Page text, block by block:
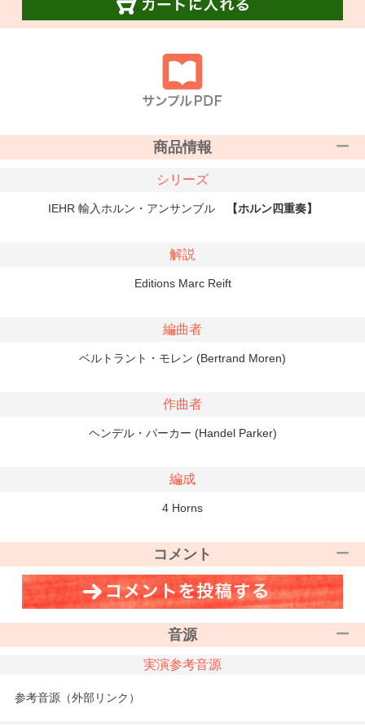
商品情報
シリーズ
IEHR 輸入ホルン・アンサンブル 【ホルン四重奏】
解説
Editions Marc Reift
編曲者
ベルトラント・モレン (Bertrand Moren)
作曲者
ヘンデル・パーカー (Handel Parker)
編成
4 Horns
コメント
音源
実演参考音源
参考音源（外部リンク）